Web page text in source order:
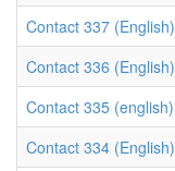
Contact 337 (English)
Contact 336 (English)
Contact 335 (english)
Contact 334 (English)